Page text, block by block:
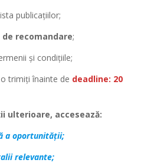
publicațiilor;
recomandare;
și condițiile;
trimiți înainte de deadline: 20
ulterioare, accesează:
a oportunității;
relevante;